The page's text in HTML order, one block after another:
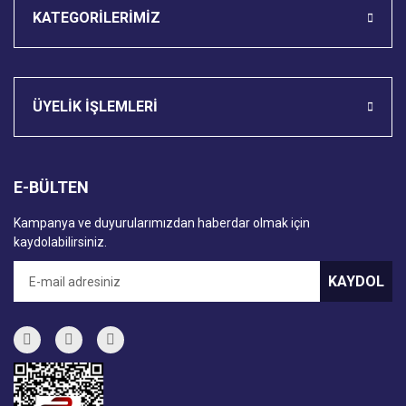
KATEGORİLERİMİZ
ÜYELİK İŞLEMLERİ
E-BÜLTEN
Kampanya ve duyurularımızdan haberdar olmak için
kaydolabilirsiniz.
KAYDOL